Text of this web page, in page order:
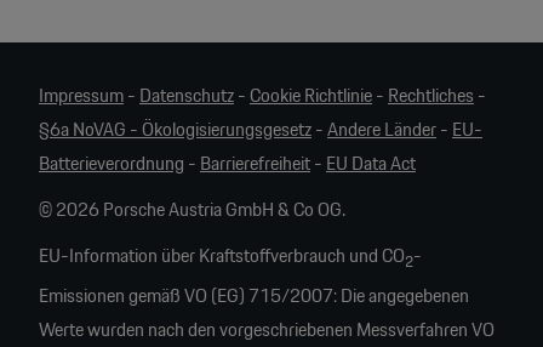
Impressum-Datenschutz-Cookie Richtlinie-Rechtliches-
§6a NoVAG - Ökologisierungsgesetz-Andere Länder-EU-
Batterieverordnung -Barrierefreiheit-EU Data Act
© 2026 Porsche Austria GmbH & Co OG.
EU-Information über Kraftstoffverbrauch und CO2-
Emissionen gemäß VO (EG) 715/2007: Die angegebenen
Werte wurden nach den vorgeschriebenen Messverfahren VO